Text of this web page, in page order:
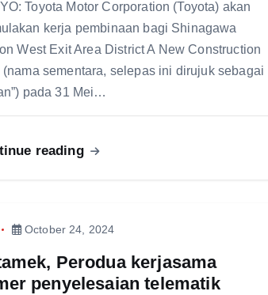
Toyota Motor Corporation (Toyota) akan
kerja pembinaan bagi Shinagawa
West Exit Area District A New Construction
(nama sementara, selepas ini dirujuk sebagai
pada 31 Mei…
reading
October 24, 2024
Perodua kerjasama
penyelesaian telematik